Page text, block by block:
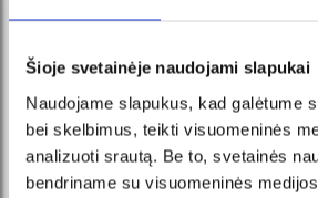
Šioje svetainėje naudojami slapukai
Naudojame slapukus, kad galėtume
bei skelbimus, teikti visuomeninės
analizuoti srautą. Be to, svetainės
bendriname su visuomeninės
registruokis ir visada pirmas sužinosi
renginius ir vykdomas akcijas!
Gauk žinutes į Messenger, pirk
bilietus tiesiai iš mūsų išmanaus
roboto!